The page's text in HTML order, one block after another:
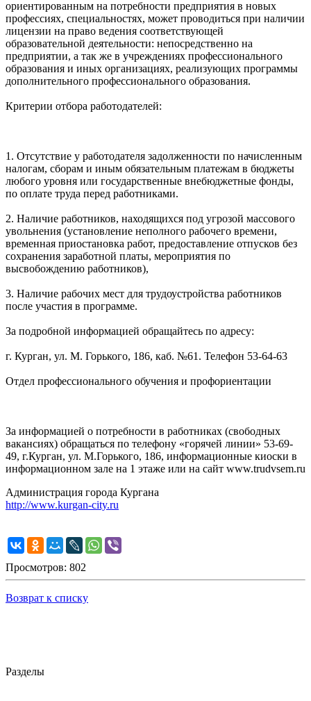
ориентированным на потребности предприятия в новых
профессиях, специальностях, может проводиться при наличии
лицензии на право ведения соответствующей
образовательной деятельности: непосредственно на
предприятии, а так же в учреждениях профессионального
образования и иных организациях, реализующих программы
дополнительного профессионального образования.
Критерии отбора работодателей:
1. Отсутствие у работодателя задолженности по начисленным
налогам, сборам и иным обязательным платежам в бюджеты
любого уровня или государственные внебюджетные фонды,
по оплате труда перед работниками.
2. Наличие работников, находящихся под угрозой массового
увольнения (установление неполного рабочего времени,
временная приостановка работ, предоставление отпусков без
сохранения заработной платы, мероприятия по
высвобождению работников),
3. Наличие рабочих мест для трудоустройства работников
после участия в программе.
За подробной информацией обращайтесь по адресу:
г. Курган, ул. М. Горького, 186, каб. №61. Телефон 53-64-63
Отдел профессионального обучения и профориентации
За информацией о потребности в работниках (свободных
вакансиях) обращаться по телефону «горячей линии» 53-69-
49, г.Курган, ул. М.Горького, 186, информационные киоски в
информационном зале на 1 этаже или на сайт www.trudvsem.ru
Администрация города Кургана
http://www.kurgan-city.ru
Просмотров: 802
Возврат к списку
Разделы